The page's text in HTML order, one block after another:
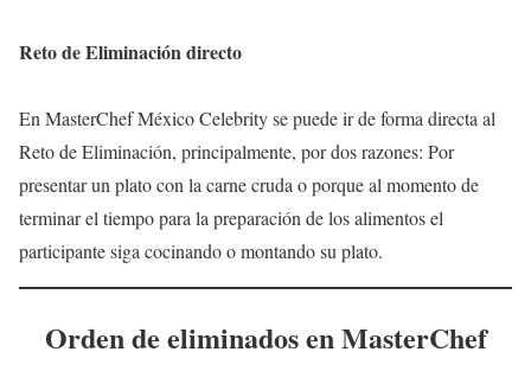
Reto de Eliminación directo
En MasterChef México Celebrity se puede ir de forma directa al
Reto de Eliminación, principalmente, por dos razones: Por
presentar un plato con la carne cruda o porque al momento de
terminar el tiempo para la preparación de los alimentos el
participante siga cocinando o montando su plato.
Orden de eliminados en MasterChef